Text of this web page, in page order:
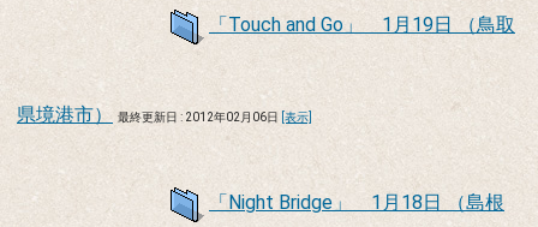
「Touch and Go」 1月19日 （鳥取
県境港市） 最終更新日 : 2012年02月06日 [表示]
「Night Bridge」 1月18日 （島根